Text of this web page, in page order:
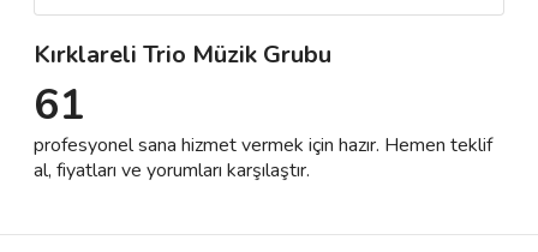
🌟 Müşteri Değerlendirmeleri
Destek
İletişim
Kırklareli Trio Müzik Grubu
61
profesyonel sana hizmet vermek için hazır. Hemen teklif
al, fiyatları ve yorumları karşılaştır.